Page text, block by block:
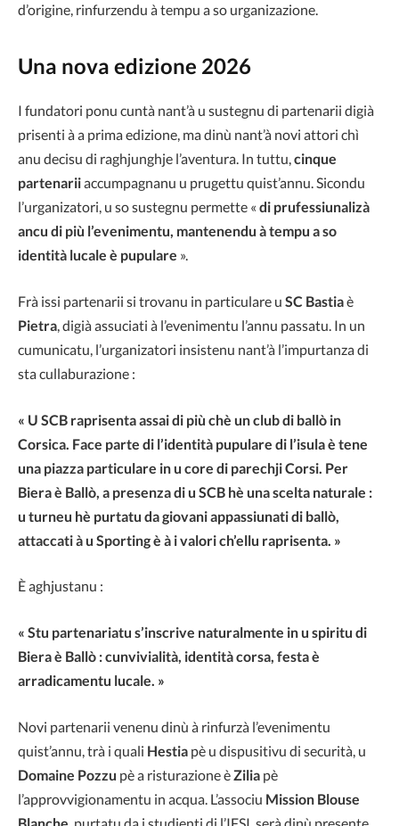
d’origine, rinfurzendu à tempu a so urganizazione.
Una nova edizione 2026
I fundatori ponu cuntà nant’à u sustegnu di partenarii digià
prisenti à a prima edizione, ma dinù nant’à novi attori chì
anu decisu di raghjunghje l’aventura. In tuttu,cinque
partenariiaccumpagnanu u prugettu quist’annu. Sicondu
l’urganizatori, u so sustegnu permette « di prufessiunalizà
ancu di più l’evenimentu, mantenendu à tempu a so
identità lucale è pupulare ».
Frà issi partenarii si trovanu in particulare u SC Bastiaè
Pietra, digià assuciati à l’evenimentu l’annu passatu. In un
cumunicatu, l’urganizatori insistenu nant’à l’impurtanza di
sta cullaburazione :
« U SCB raprisenta assai di più chè un club di ballò in
Corsica. Face parte di l’identità pupulare di l’isula è tene
una piazza particulare in u core di parechji Corsi. Per
Biera è Ballò, a presenza di u SCB hè una scelta naturale :
u turneu hè purtatu da giovani appassiunati di ballò,
attaccati à u Sporting è à i valori ch’ellu raprisenta. »
È aghjustanu :
« Stu partenariatu s’inscrive naturalmente in u spiritu di
Biera è Ballò : cunvivialità, identità corsa, festa è
arradicamentu lucale. »
Novi partenarii venenu dinù à rinfurzà l’evenimentu
quist’annu, trà i quali Hestia pè u dispusitivu di securità, u
Domaine Pozzu pè a risturazione èZilia pè
l’approvvigionamentu in acqua. L’associu Mission Blouse
Blanche , purtatu da i studienti di l’IFSI, serà dinù presente